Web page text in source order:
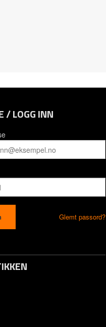
/ LOGG INN
Glemt passord?